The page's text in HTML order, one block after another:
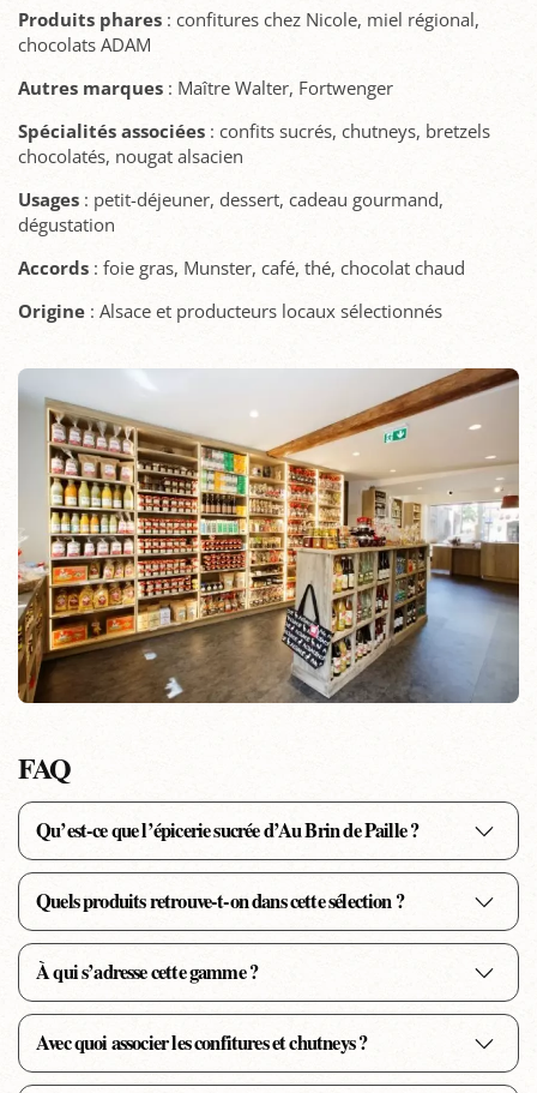
Produits phares : confitures chez Nicole, miel régional,
chocolats ADAM
Autres marques : Maître Walter, Fortwenger
Spécialités associées : confits sucrés, chutneys, bretzels
chocolatés, nougat alsacien
Usages : petit-déjeuner, dessert, cadeau gourmand,
dégustation
Accords : foie gras, Munster, café, thé, chocolat chaud
Origine : Alsace et producteurs locaux sélectionnés
FAQ
Qu’est-ce que l’épicerie sucrée d’Au Brin de Paille ?
Quels produits retrouve-t-on dans cette sélection ?
À qui s’adresse cette gamme ?
Avec quoi associer les confitures et chutneys ?